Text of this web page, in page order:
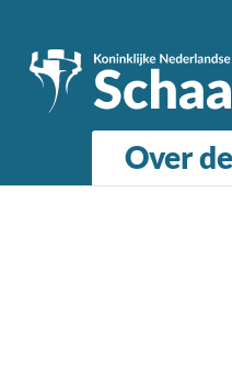
Over